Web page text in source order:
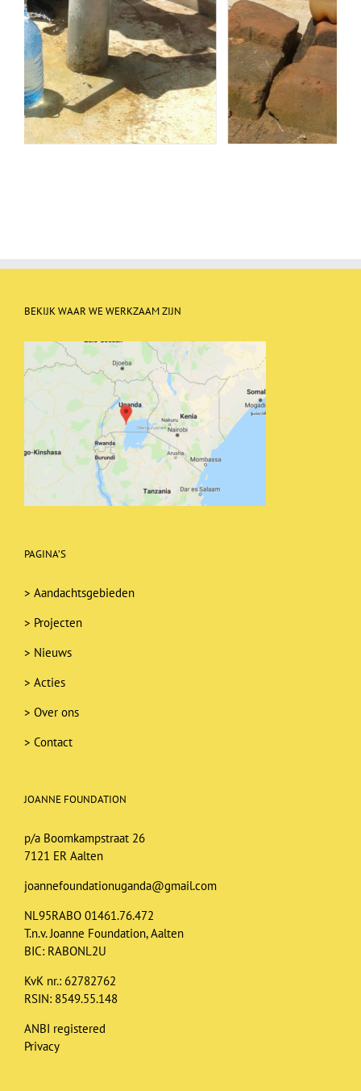
BEKIJK WAAR WE WERKZAAM ZIJN
PAGINA’S
> Aandachtsgebieden
> Projecten
> Nieuws
> Acties
> Over ons
> Contact
JOANNE FOUNDATION
p/a Boomkampstraat 26
7121 ER Aalten
joannefoundationuganda@gmail.com
NL95RABO 01461.76.472
T.n.v. Joanne Foundation, Aalten
BIC: RABONL2U
KvK nr.: 62782762
RSIN: 8549.55.148
ANBI registered
Privacy